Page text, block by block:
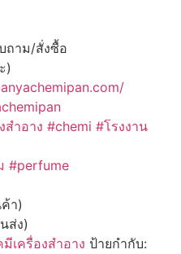
ถาม/สั่งซื้อ
)
สำอาง #chemi #โรงงาน
#perfume
า)
ส่ง)
มีเครื่องสำอาง ป้ายกำกับ: